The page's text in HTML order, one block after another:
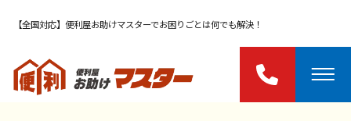
【全国対応】便利屋お助けマスターでお困りごとは何でも解決！